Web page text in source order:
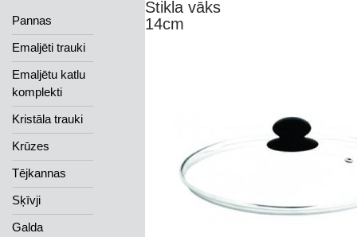
Stikla vāks
14cm
Pannas
Emaljēti trauki
Emaljētu katlu
komplekti
Kristāla trauki
Krūzes
Tējkannas
Sķīvji
Galda